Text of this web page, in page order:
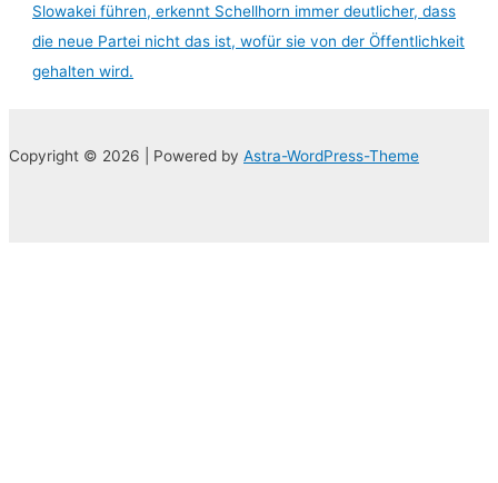
Slowakei führen, erkennt Schellhorn immer deutlicher, dass
die neue Partei nicht das ist, wofür sie von der Öffentlichkeit
gehalten wird.
Copyright © 2026 | Powered by Astra-WordPress-Theme